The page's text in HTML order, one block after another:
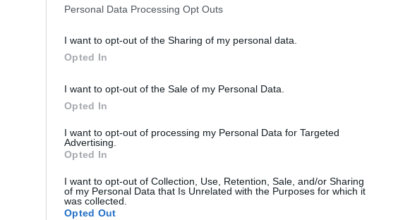
Personal Data Processing Opt Outs
I want to opt-out of the Sharing of my personal data.
Opted In
I want to opt-out of the Sale of my Personal Data.
Opted In
I want to opt-out of processing my Personal Data for Targeted
Advertising.
Opted In
I want to opt-out of Collection, Use, Retention, Sale, and/or Sharing
of my Personal Data that Is Unrelated with the Purposes for which it
was collected.
Opted Out
Υγρή σούπερ κόλλα 2Χ3γρ.